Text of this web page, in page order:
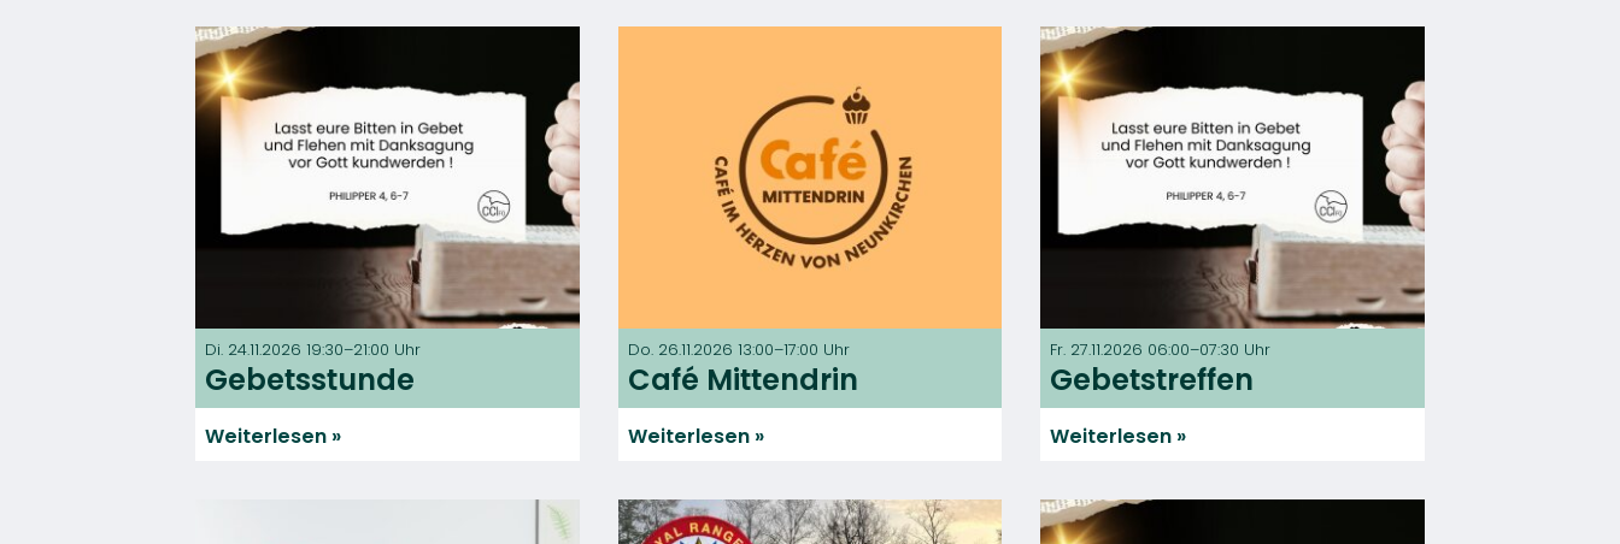
Di. 24.11.2026 19:30–21:00 Uhr
Gebetsstunde
Weiterlesen
Do. 26.11.2026 13:00–17:00 Uhr
Café Mittendrin
Weiterlesen
Fr. 27.11.2026 06:00–07:30 Uhr
Gebetstreffen
Weiterlesen